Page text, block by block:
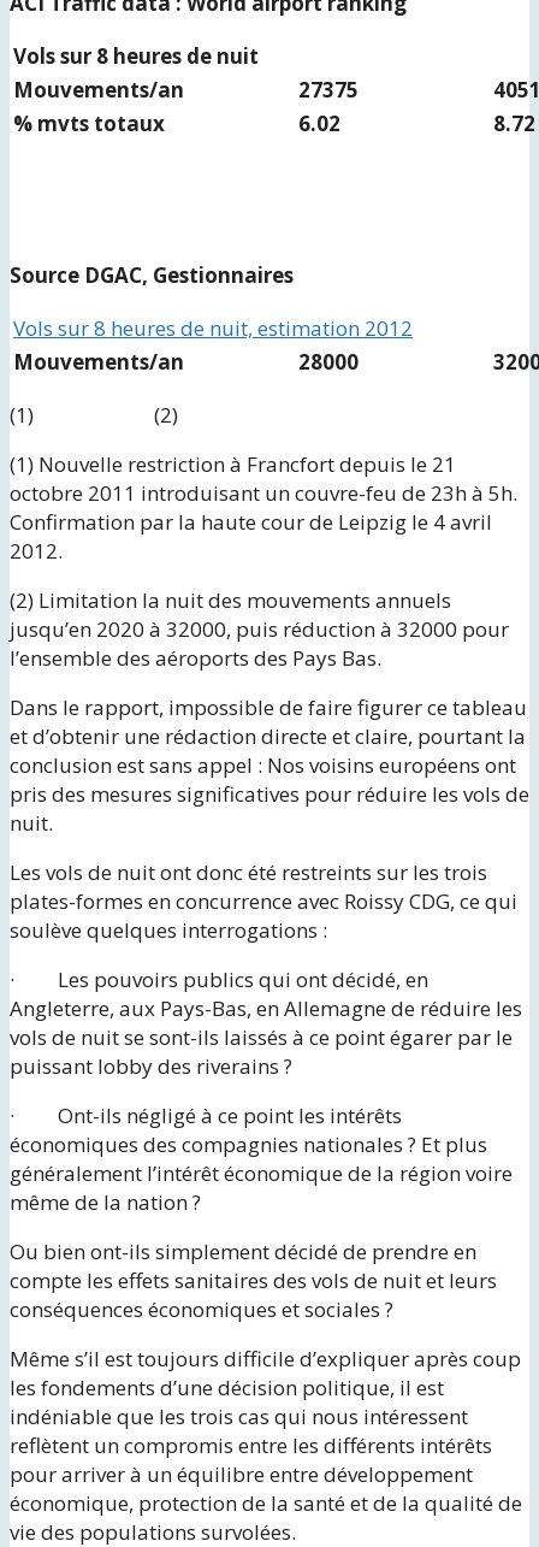
Vols sur 8 heures de nuit
Mouvements/an
27375
% mvts totaux
6.02 8.72
Source DGAC, Gestionnaires
Vols sur 8 heures de nuit, estimation 2012
Mouvements/an
28000
(1) (2)
(1) Nouvelle restriction à Francfort depuis le 21
octobre 2011 introduisant un couvre-feu de 23h à 5h.
Confirmation par la haute cour de Leipzig le 4 avril
2012.
(2) Limitation la nuit des mouvements annuels
jusqu’en 2020 à 32000, puis réduction à 32000 pour
l’ensemble des aéroports des Pays Bas.
Dans le rapport, impossible de faire figurer ce tableau
et d’obtenir une rédaction directe et claire, pourtant la
conclusion est sans appel : Nos voisins européens ont
pris des mesures significatives pour réduire les vols de
nuit.
Les vols de nuit ont donc été restreints sur les trois
plates-formes en concurrence avec Roissy CDG, ce qui
soulève quelques interrogations :
· Les pouvoirs publics qui ont décidé, en
Angleterre, aux Pays-Bas, en Allemagne de réduire les
vols de nuit se sont-ils laissés à ce point égarer par le
puissant lobby des riverains ?
· Ont-ils négligé à ce point les intérêts
économiques des compagnies nationales ? Et plus
généralement l’intérêt économique de la région voire
même de la nation ?
Ou bien ont-ils simplement décidé de prendre en
compte les effets sanitaires des vols de nuit et leurs
conséquences économiques et sociales ?
Même s’il est toujours difficile d’expliquer après coup
les fondements d’une décision politique, il est
indéniable que les trois cas qui nous intéressent
reflètent un compromis entre les différents intérêts
pour arriver à un équilibre entre développement
économique, protection de la santé et de la qualité de
vie des populations survolées.